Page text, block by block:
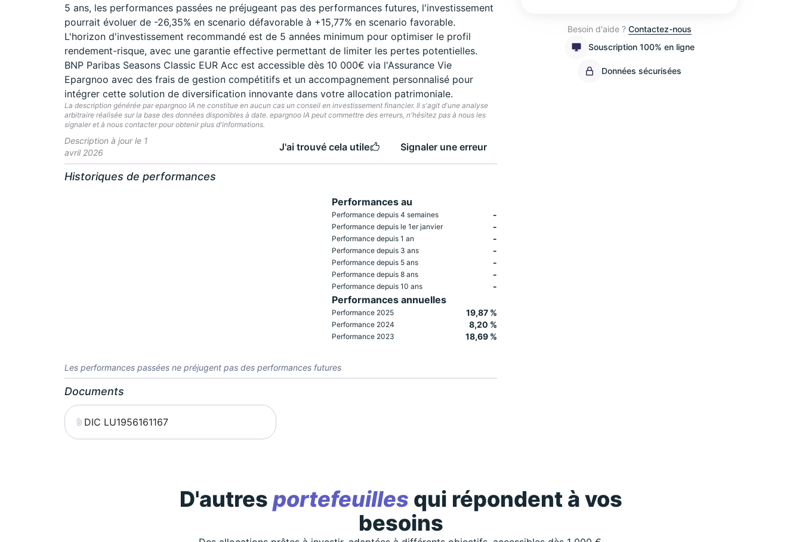
5 ans, les performances passées ne préjugeant pas des performances futures, l'investissement
pourrait évoluer de -26,35% en scenario défavorable à +15,77% en scenario favorable.
L'horizon d'investissement recommandé est de 5 années minimum pour optimiser le profil
rendement-risque, avec une garantie effective permettant de limiter les pertes potentielles.
BNP Paribas Seasons Classic EUR Acc est accessible dès 10 000€ via l'Assurance Vie
Epargnoo avec des frais de gestion compétitifs et un accompagnement personnalisé pour
intégrer cette solution de diversification innovante dans votre allocation patrimoniale.
La description générée par epargnoo IA ne constitue en aucun cas un conseil en investissement financier. Il s'agit d'une analyse
arbitraire réalisée sur la base des données disponibles à date. epargnoo IA peut commettre des erreurs, n'hésitez pas à nous les
signaler et à nous contacter pour obtenir plus d'informations.
Description à jour le 1
avril 2026
J'ai trouvé cela utile Signaler une erreur
Historiques de performances
Performances au
Performance depuis 4 semaines -
Performance depuis le 1er janvier -
Performance depuis 1 an -
Performance depuis 3 ans -
Performance depuis 5 ans -
Performance depuis 8 ans -
Performance depuis 10 ans -
Performances annuelles
Performance 2025 19,87 %
Performance 2024 8,20 %
Performance 2023 18,69 %
Les performances passées ne préjugent pas des performances futures
Documents
DIC LU1956161167
Besoin d'aide ? Contactez-nous
Souscription 100% en ligne
Données sécurisées
D'autres portefeuilles qui répondent à vos
besoins